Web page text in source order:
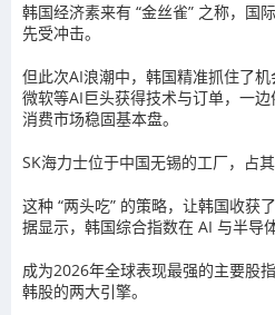
韩国经济素来有 “金丝雀” 之称，国
先受冲击。
但此次AI浪潮中，韩国精准抓住了
微软等AI巨头获得技术与订单，一
消费市场稳固基本盘。
SK海力士位于中国无锡的工厂，占
这种 “两头吃” 的策略，让韩国收获
据显示，韩国综合指数在 AI 与半导
成为2026年全球表现最强的主要股
韩股的两大引擎。